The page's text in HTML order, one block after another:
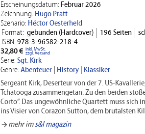
Erscheinungsdatum: Februar 2026
Zeichnung: Hugo Pratt
Szenario: Héctor Oesterheld
Format: gebunden (Hardcover) 196 Seiten
ISBN: 978-3-96582-218-4
32,80 € inkl. MwSt.
zzgl. Versand
Serie: Sgt. Kirk
Genre: Abenteuer History
Klassiker
Sergeant Kirk, Deserteur von der 7. US-
Tchatooga zusammengetan. Zu den beiden
Corto“. Das ungewöhnliche Quartett muss sich
ins Visier von Corazon Sutton, dem brutalsten
arrow_forward mehr ims&l magazin